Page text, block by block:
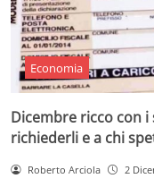
Economia
Dicembre ricco con
richiederli e a chi
Roberto Arciola 2